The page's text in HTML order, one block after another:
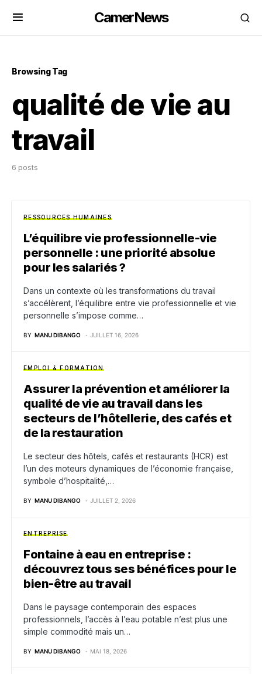
CamerNews
Browsing Tag
qualité de vie au
travail
6 posts
RESSOURCES HUMAINES
L’équilibre vie professionnelle-vie
personnelle : une priorité absolue
pour les salariés ?
Dans un contexte où les transformations du travail
s’accélèrent, l’équilibre entre vie professionnelle et vie
personnelle s’impose comme…
BY MANU DIBANGO JUILLET 16, 2026
EMPLOI & FORMATION
Assurer la prévention et améliorer la
qualité de vie au travail dans les
secteurs de l’hôtellerie, des cafés et
de la restauration
Le secteur des hôtels, cafés et restaurants (HCR) est
l’un des moteurs dynamiques de l’économie française,
symbole d’hospitalité,…
BY MANU DIBANGO JUILLET 2, 2026
ENTREPRISE
Fontaine à eau en entreprise :
découvrez tous ses bénéfices pour le
bien-être au travail
Dans le paysage contemporain des espaces
professionnels, l’accès à l’eau potable n’est plus une
simple commodité mais un…
BY MANU DIBANGO MAI 18, 2026